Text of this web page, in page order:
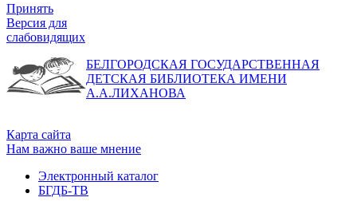
Принять
Версия для
слабовидящих
БЕЛГОРОДСКАЯ ГОСУДАРСТВЕННАЯ
ДЕТСКАЯ БИБЛИОТЕКА ИМЕНИ
А.А.ЛИХАНОВА
Карта сайта
Нам важно ваше мнение
Электронный каталог
БГДБ-ТВ